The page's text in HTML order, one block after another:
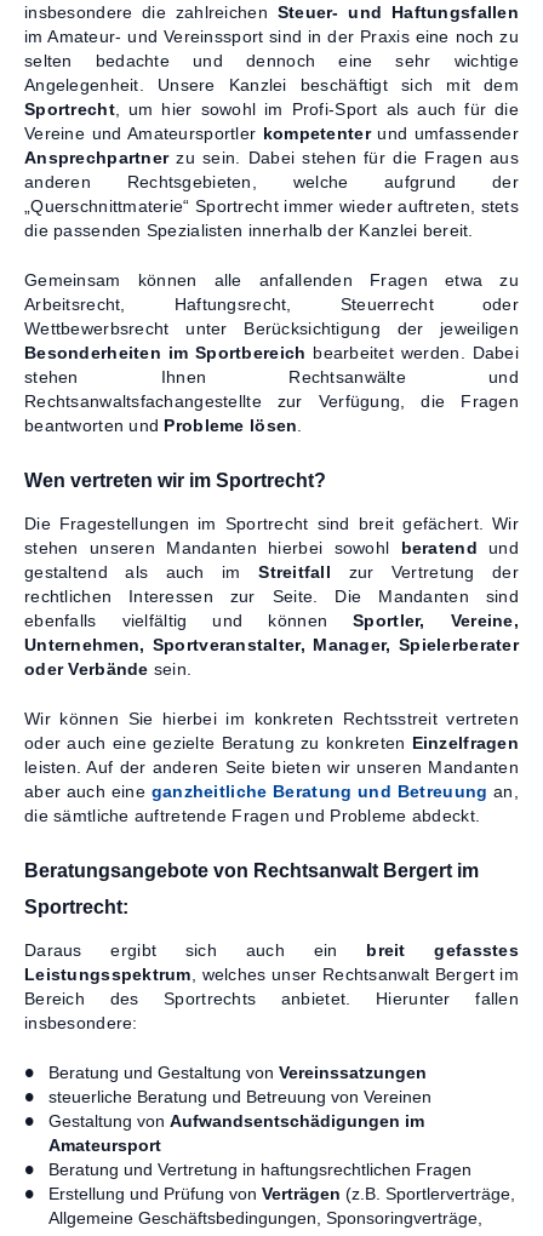
insbesondere die zahlreichen Steuer- und Haftungsfallen
im Amateur- und Vereinssport sind in der Praxis eine noch zu
selten bedachte und dennoch eine sehr wichtige
Angelegenheit. Unsere Kanzlei beschäftigt sich mit dem
Sportrecht, um hier sowohl im Profi-Sport als auch für die
Vereine und Amateursportler kompetenterund umfassender
Ansprechpartnerzu sein. Dabei stehen für die Fragen aus
anderen Rechtsgebieten, welche aufgrund der
„Querschnittmaterie“ Sportrecht immer wieder auftreten, stets
die passenden Spezialisten innerhalb der Kanzlei bereit.
Gemeinsam können alle anfallenden Fragen etwa zu
Arbeitsrecht, Haftungsrecht, Steuerrecht oder
Wettbewerbsrecht unter Berücksichtigung der jeweiligen
Besonderheiten im Sportbereich bearbeitet werden. Dabei
stehen Ihnen Rechtsanwälte und
Rechtsanwaltsfachangestellte zur Verfügung, die Fragen
beantworten und Probleme lösen
Wen vertreten wir im Sportrecht?
Die Fragestellungen im Sportrecht sind breit gefächert. Wir
stehen unseren Mandanten hierbei sowohl beratend und
gestaltend als auch imStreitfall zur Vertretung der
rechtlichen Interessen zur Seite. Die Mandanten sind
ebenfalls vielfältig und könnenSportler, Vereine,
Unternehmen, Sportveranstalter, Manager, Spielerberater
oder Verbände sein.
Wir können Sie hierbei im konkreten Rechtsstreit vertreten
oder auch eine gezielte Beratung zu konkreten Einzelfragen
leisten. Auf der anderen Seite bieten wir unseren Mandanten
aber auch eine ganzheitliche Beratung und Betreuung an,
die sämtliche auftretende Fragen und Probleme abdeckt.
Beratungsangebote von Rechtsanwalt Bergert im
Sportrecht:
Daraus ergibt sich auch ein breit gefasstes
Leistungsspektrum , welches unser Rechtsanwalt Bergert im
Bereich des Sportrechts anbietet. Hierunter fallen
insbesondere:
Beratung und Gestaltung von Vereinssatzungen
steuerliche Beratung und Betreuung von Vereinen
Gestaltung von Aufwandsentschädigungen im
Amateursport
Beratung und Vertretung in haftungsrechtlichen Fragen
Erstellung und Prüfung von Verträgen (z.B. Sportlerverträge,
Allgemeine Geschäftsbedingungen, Sponsoringverträge,